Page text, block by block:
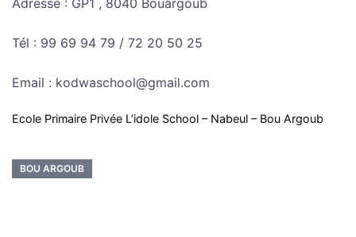
Adresse : GP1 , 8040 Bouârgoub
Tél : 99 69 94 79 / 72 20 50 25
Email : kodwaschool@gmail.com
Ecole Primaire Privée L’idole School – Nabeul – Bou Argoub
BOU ARGOUB